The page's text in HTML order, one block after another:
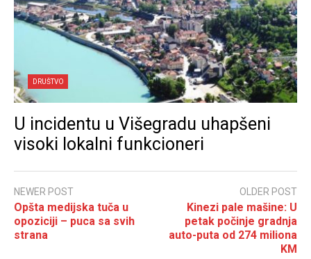
DRUŠTVO
U incidentu u Višegradu uhapšeni
visoki lokalni funkcioneri
NEWER POST
Opšta medijska tuča u
opoziciji – puca sa svih
strana
OLDER POST
Kinezi pale mašine: U
petak počinje gradnja
auto-puta od 274 miliona
KM